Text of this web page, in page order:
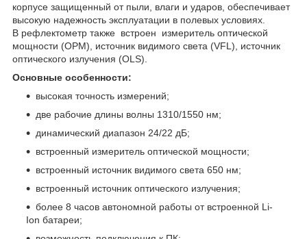
корпусе защищенный от пыли, влаги и ударов, обеспечивает
высокую надежность эксплуатации в полевых условиях.
В рефлектометр также встроен измеритель оптической
мощности (OPM), источник видимого света (VFL), источник
оптического излучения (OLS).
Основные особенности:
высокая точность измерений;
две рабочие длины волны 1310/1550 нм;
динамический диапазон 24/22 дБ;
встроенный измеритель оптической мощности;
встроенный источник видимого света 650 нм;
встроенный источник оптического излучения;
более 8 часов автономной работы от встроенной Li-
Ion батареи;